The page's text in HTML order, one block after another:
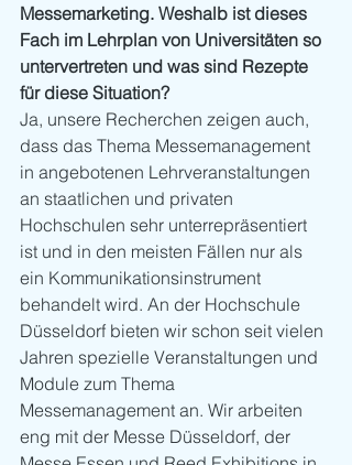
Messemarketing. Weshalb ist dieses
Fach im Lehrplan von Universitäten so
untervertreten und was sind Rezepte
für diese Situation?
Ja, unsere Recherchen zeigen auch,
dass das Thema Messemanagement
in angebotenen Lehrveranstaltungen
an staatlichen und privaten
Hochschulen sehr unterrepräsentiert
ist und in den meisten Fällen nur als
ein Kommunikationsinstrument
behandelt wird. An der Hochschule
Düsseldorf bieten wir schon seit vielen
Jahren spezielle Veranstaltungen und
Module zum Thema
Messemanagement an. Wir arbeiten
eng mit der Messe Düsseldorf, der